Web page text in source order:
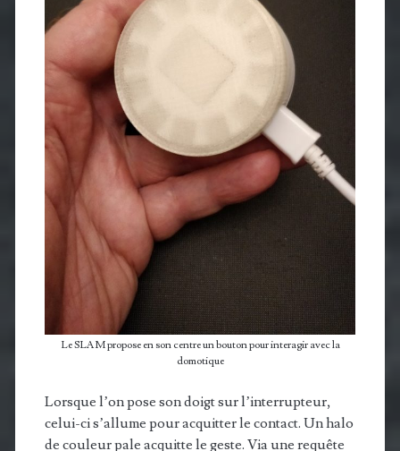
Le SLAM propose en son centre un bouton pour interagir avec la
domotique
Lorsque l’on pose son doigt sur l’interrupteur,
celui-ci s’allume pour acquitter le contact. Un halo
de couleur pale acquitte le geste. Via une requête